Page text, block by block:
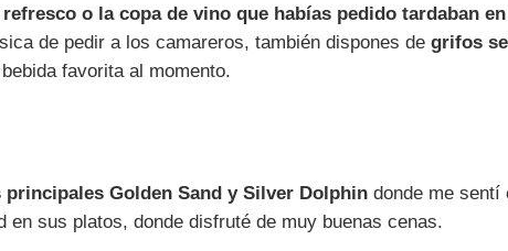
o la copa de vino que habías pedido tardaban
de pedir a los camareros, también dispones degrifos
favorita al momento.
principales Golden Sand y Silver Dolphin donde me sentí
sus platos, donde disfruté de muy buenas cenas.